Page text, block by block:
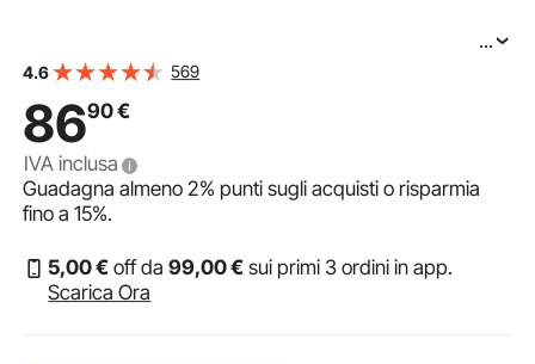
VEVOR Scala Telescopica in Alluminio Estensibile Altezza
in Alluminio Portatile Salva Spazio Portata Massima 170
...
4.6 569
8690€
IVA inclusa
Guadagna almeno2% punti sugli acquisti o risparmia
fino a15%.
5,00€ off da99,00€ sui primi 3 ordini in app.
Scarica Ora